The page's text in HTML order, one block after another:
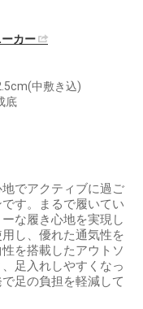
カー
中敷き込)
底
でアクティブに過ご
す。まるで履いてい
な履き心地を実現し
し、優れた通気性を
を搭載したアウトソ
足入れしやすくなっ
足の負担を軽減して